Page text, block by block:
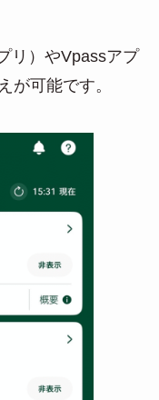
リ）やVpassアプ
が可能です。